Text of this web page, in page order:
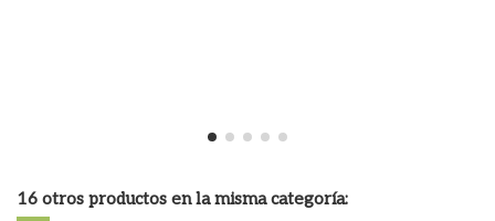
16 otros productos en la misma categoría: